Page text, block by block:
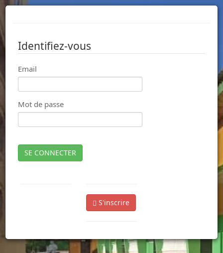
Identifiez-vous
Email
Mot de passe
SE CONNECTER
S'inscrire